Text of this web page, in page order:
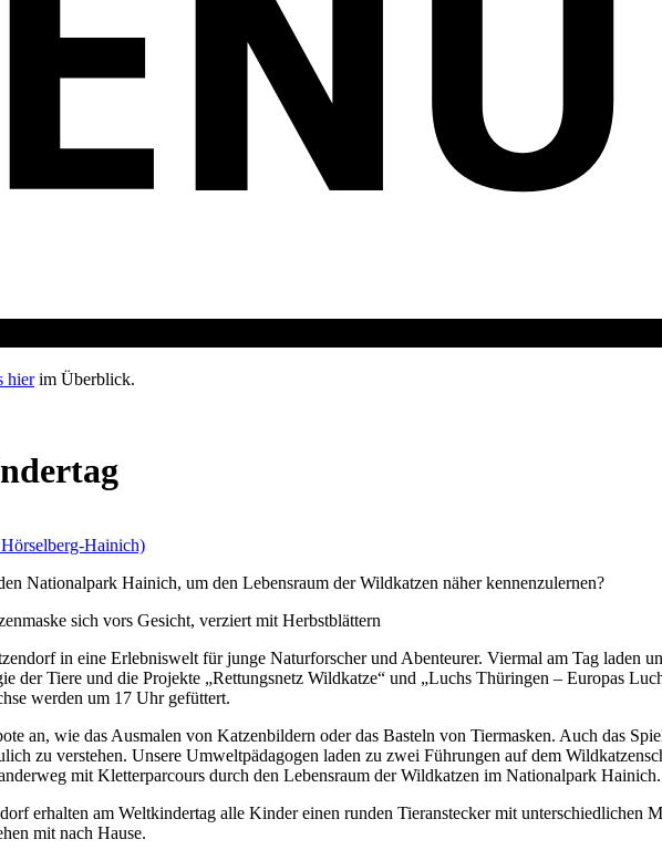
hierim Überblick.
Hainich)
Nationalpark Hainich, um den Lebensraum der Wildkatzen näher kennenzulernen?
in eine Erlebniswelt für junge Naturforscher und Abenteurer. Viermal am Tag laden
Tiere und die Projekte „Rettungsnetz Wildkatze“ und „Luchs Thüringen – Europas
werden um 17 Uhr gefüttert.
an, wie das Ausmalen von Katzenbildern oder das Basteln von Tiermasken. Auch das
zu verstehen. Unsere Umweltpädagogen laden zu zwei Führungen auf dem
mit Kletterparcours durch den Lebensraum der Wildkatzen im Nationalpark Hainich.
erhalten am Weltkindertag alle Kinder einen runden Tieranstecker mit unterschiedlichen
mit nach Hause.